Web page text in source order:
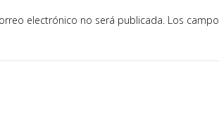
electrónico no será publicada. Los